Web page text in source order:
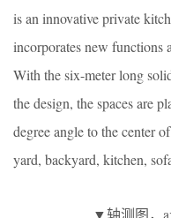
is an innovative private
incorporates new functions
With the six-meter long
the design, the spaces are
degree angle to the center
yard, backyard, kitchen,
▼轴测图，